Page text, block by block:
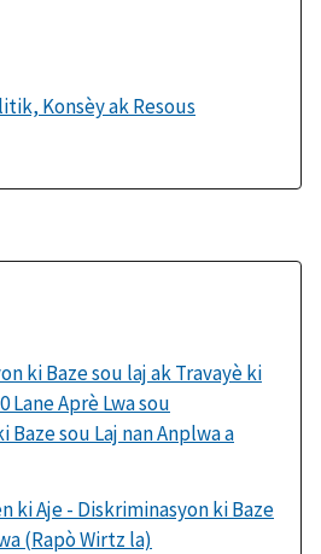
Konsèy ak Resous
ki Baze sou laj ak Travayè ki
Lane Aprè Lwa sou
Baze sou Laj nan Anplwa a
ki Aje - Diskriminasyon ki Baze
(Rapò Wirtz la)